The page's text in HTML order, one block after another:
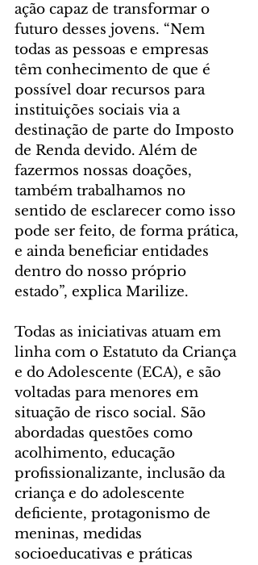
ação capaz de transformar o
futuro desses jovens. “Nem
todas as pessoas e empresas
têm conhecimento de que é
possível doar recursos para
instituições sociais via a
destinação de parte do Imposto
de Renda devido. Além de
fazermos nossas doações,
também trabalhamos no
sentido de esclarecer como isso
pode ser feito, de forma prática,
e ainda beneficiar entidades
dentro do nosso próprio
estado”, explica Marilize.
Todas as iniciativas atuam em
linha com o Estatuto da Criança
e do Adolescente (ECA), e são
voltadas para menores em
situação de risco social. São
abordadas questões como
acolhimento, educação
profissionalizante, inclusão da
criança e do adolescente
deficiente, protagonismo de
meninas, medidas
socioeducativas e práticas